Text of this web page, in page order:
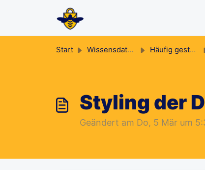
Start Wissensdatenbank Häufig gestellte Fragen
Styling der
Geändert am Do, 5 Mär um